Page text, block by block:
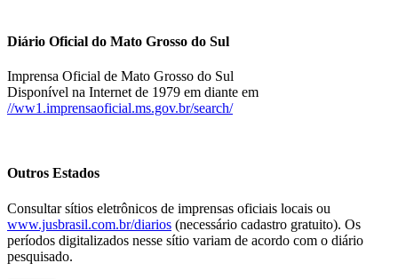
Diário Oficial do Mato Grosso do Sul
Imprensa Oficial de Mato Grosso do Sul
Disponível na Internet de 1979 em diante em
//ww1.imprensaoficial.ms.gov.br/search/
Outros Estados
Consultar sítios eletrônicos de imprensas oficiais locais ou
www.jusbrasil.com.br/diarios (necessário cadastro gratuito). Os
períodos digitalizados nesse sítio variam de acordo com o diário
pesquisado.